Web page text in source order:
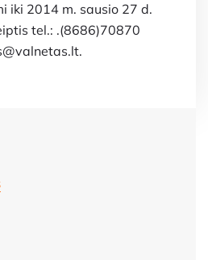
iki 2014 m. sausio 27 d.
tel.: .(8686)70870